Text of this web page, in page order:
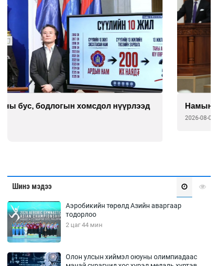
Намын буянд амаа тосодсон Ц.Сандаг-Очир
Шинэ мэдээ
Аэробикийн төрөлд Азийн аваргаар
тодорлоо
2 цаг 44 мин
Олон улсын хиймэл оюуны олимпиадаас